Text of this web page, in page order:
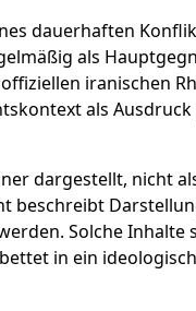
dauerhaften
als
iranischen
als
dargestellt, nicht
beschreibt
Solche Inhalte
in ein